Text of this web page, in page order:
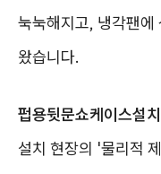
눅눅해지고, 냉각팬에
왔습니다.
펍용뒷문쇼케이스설치
설치 현장의 '물리적